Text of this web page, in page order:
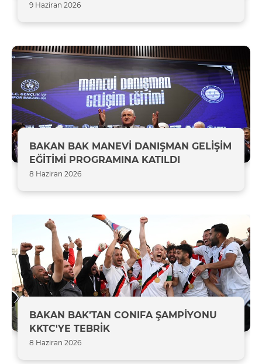
9 Haziran 2026
BAKAN BAK MANEVİ DANIŞMAN GELİŞİM
EĞİTİMİ PROGRAMINA KATILDI
8 Haziran 2026
BAKAN BAK’TAN CONIFA ŞAMPİYONU
KKTC'YE TEBRİK
8 Haziran 2026